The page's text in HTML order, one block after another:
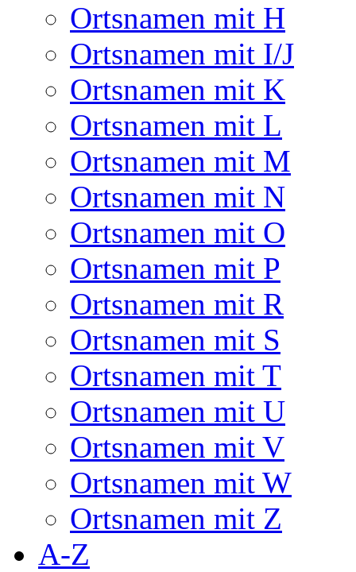
Ortsnamen mit H
Ortsnamen mit I/J
Ortsnamen mit K
Ortsnamen mit L
Ortsnamen mit M
Ortsnamen mit N
Ortsnamen mit O
Ortsnamen mit P
Ortsnamen mit R
Ortsnamen mit S
Ortsnamen mit T
Ortsnamen mit U
Ortsnamen mit V
Ortsnamen mit W
Ortsnamen mit Z
A-Z